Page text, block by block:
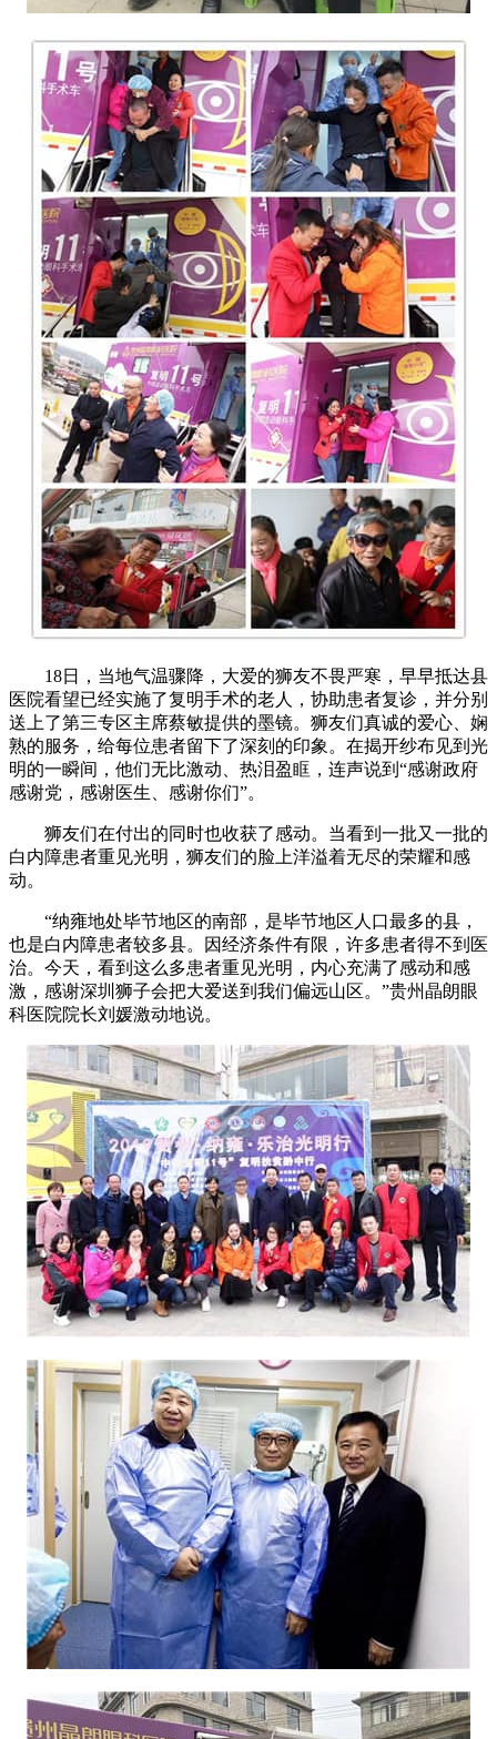
18日，当地气温骤降，大爱的狮友不畏严寒，早早抵达县
医院看望已经实施了复明手术的老人，协助患者复诊，并分别
送上了第三专区主席蔡敏提供的墨镜。狮友们真诚的爱心、娴
熟的服务，给每位患者留下了深刻的印象。在揭开纱布见到光
明的一瞬间，他们无比激动、热泪盈眶，连声说到“感谢政府
感谢党，感谢医生、感谢你们”。
狮友们在付出的同时也收获了感动。当看到一批又一批的
白内障患者重见光明，狮友们的脸上洋溢着无尽的荣耀和感
动。
“纳雍地处毕节地区的南部，是毕节地区人口最多的县，
也是白内障患者较多县。因经济条件有限，许多患者得不到医
治。今天，看到这么多患者重见光明，内心充满了感动和感
激，感谢深圳狮子会把大爱送到我们偏远山区。”贵州晶朗眼
科医院院长刘媛激动地说。